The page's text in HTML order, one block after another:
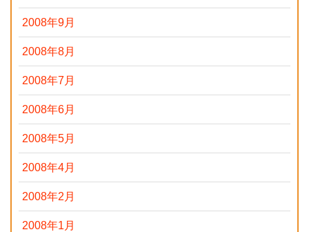
2008年9月
2008年8月
2008年7月
2008年6月
2008年5月
2008年4月
2008年2月
2008年1月